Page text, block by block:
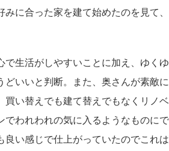
みに合った家を建て始めたのを見て
で生活がしやすいことに加え、ゆく
どいいと判断。また、奥さんが素敵
買い替えでも建て替えでもなくリノ
でわれわれの気に入るようなものに
良い感じで仕上がっていたのでこれ